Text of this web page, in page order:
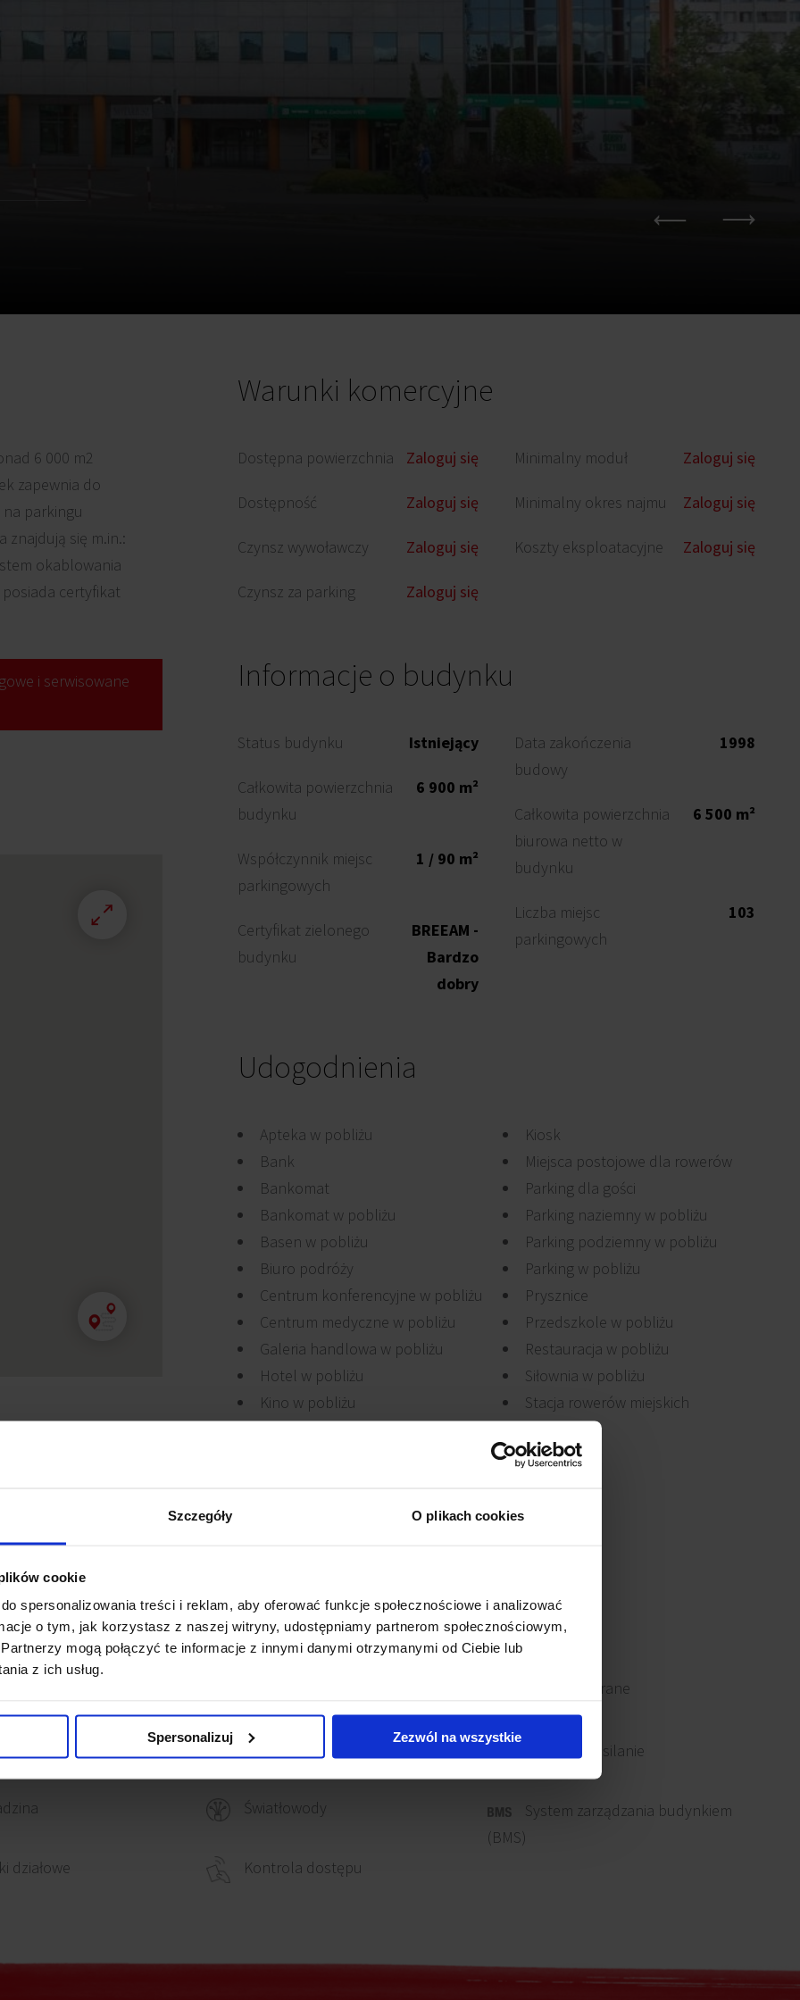
Szczegóły O plikach cookies
cookie
spersonalizowania treści i reklam, aby oferować funkcje społecznościowe i analizować
o tym, jak korzystasz z naszej witryny, udostępniamy partnerom społecznościowym,
mogą połączyć te informacje z innymi danymi otrzymanymi od Ciebie lub
z ich usług.
Spersonalizuj Zezwól na wszystkie
6 000 m2
zapewnia do
parkingu
znajdują się m.in.:
okablowania
certyfikat
i serwisowane
samochodem od
jest w niewielkiej
- Galerii Mokotów.
zarówno
Warunki komercyjne
Dostępna powierzchnia Zaloguj się
Dostępność Zaloguj się
Czynsz wywoławczy Zaloguj się
Czynsz za parking Zaloguj się
Minimalny moduł Zaloguj się
Minimalny okres najmu Zaloguj się
Koszty eksploatacyjne Zaloguj się
Informacje o budynku
Status budynku Istniejący
Całkowita powierzchnia
budynku
6 900 m²
Współczynnik miejsc
parkingowych
1 / 90 m²
Certyfikat zielonego
budynku
BREEAM -
Bardzo
dobry
Data zakończenia
budowy
1998
Całkowita powierzchnia
biurowa netto w
budynku
6 500 m²
Liczba miejsc
parkingowych
103
Udogodnienia
Apteka w pobliżu
Bank
Bankomat
Bankomat w pobliżu
Basen w pobliżu
Biuro podróży
Centrum konferencyjne w pobliżu
Centrum medyczne w pobliżu
Galeria handlowa w pobliżu
Hotel w pobliżu
Kino w pobliżu
Kiosk
Miejsca postojowe dla rowerów
Parking dla gości
Parking naziemny w pobliżu
Parking podziemny w pobliżu
Parking w pobliżu
Prysznice
Przedszkole w pobliżu
Restauracja w pobliżu
Siłownia w pobliżu
Stacja rowerów miejskich
dymu
działowe
Ochrona
Światłowody
Kontrola dostępu
Okna otwierane
Awaryjne zasilanie
System zarządzania budynkiem
(BMS)